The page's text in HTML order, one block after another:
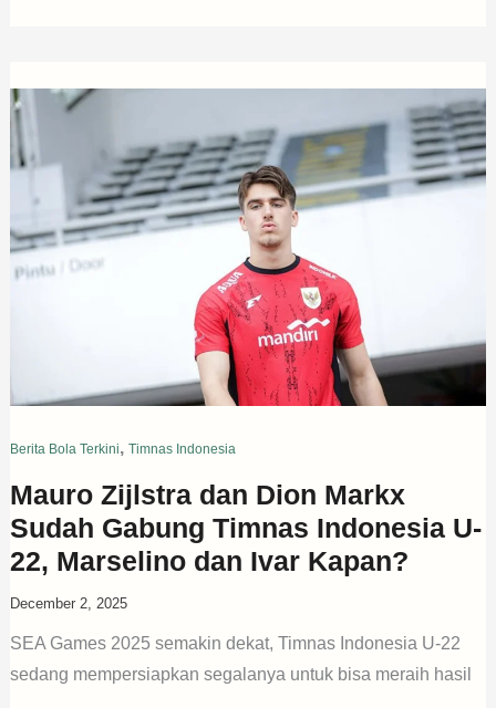
Berita Bola Terkini, Timnas Indonesia
Mauro Zijlstra dan Dion Markx
Sudah Gabung Timnas Indonesia U-
22, Marselino dan Ivar Kapan?
December 2, 2025
SEA Games 2025 semakin dekat, Timnas Indonesia U-22
sedang mempersiapkan segalanya untuk bisa meraih hasil